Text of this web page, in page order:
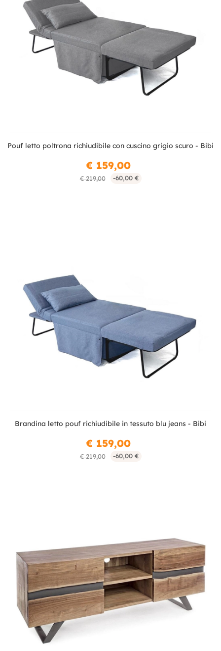
Pouf letto poltrona richiudibile con cuscino grigio scuro - Bibi
€ 219,00 -60,00 €
€ 159,00
Brandina letto pouf richiudibile in tessuto blu jeans - Bibi
€ 219,00 -60,00 €
€ 159,00